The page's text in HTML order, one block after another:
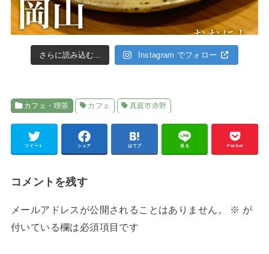
さらに読み込む... Instagram でフォロー
カフェ・喫茶 カフェ 真庭市赤野
ツイート シェア はてブ 送る Pocket
コメントを残す
メールアドレスが公開されることはありません。 ※ が
付いている欄は必須項目です